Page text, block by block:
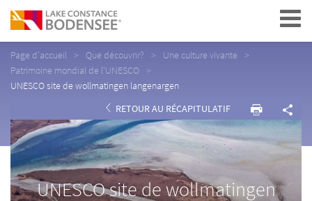
Navigation
Page d'accueil Que découvrir?
Une culture vivante
Patrimoine mondial de l'UNESCO
UNESCO site de wollmatingen langenargen
RETOUR AU RÉCAPITULATIF
UNESCO site de wollmatingen